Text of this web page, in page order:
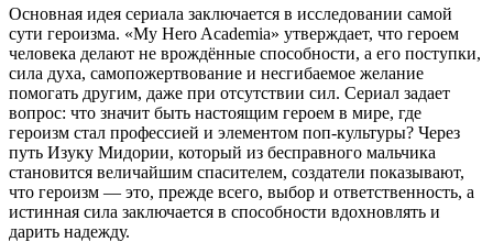
Основная идея сериала заключается в исследовании самой
сути героизма. «My Hero Academia» утверждает, что героем
человека делают не врождённые способности, а его поступки,
сила духа, самопожертвование и несгибаемое желание
помогать другим, даже при отсутствии сил. Сериал задает
вопрос: что значит быть настоящим героем в мире, где
героизм стал профессией и элементом поп-культуры? Через
путь Изуку Мидории, который из бесправного мальчика
становится величайшим спасителем, создатели показывают,
что героизм — это, прежде всего, выбор и ответственность, а
истинная сила заключается в способности вдохновлять и
дарить надежду.